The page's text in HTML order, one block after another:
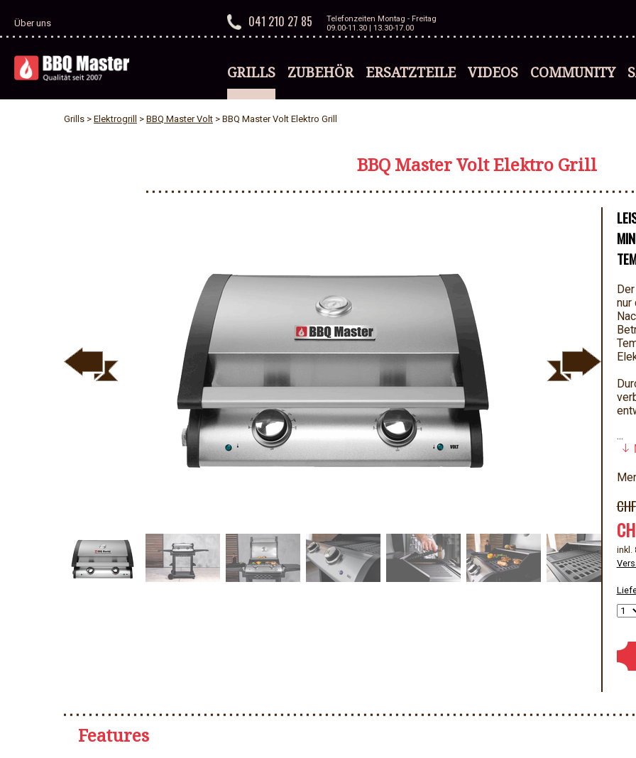
Über uns 041 210 27 85
Telefonzeiten Montag - Freitag
09.00-11.30 | 13.30-17.00
GRILLS ZUBEHÖR ERSATZTEILE VIDEOS COMMUNITY
Grills > Elektrogrill > BBQ Master Volt > BBQ Master Volt Elektro Grill
BBQ Master Volt Elektro Grill
Der
nur
...
inkl.
Features